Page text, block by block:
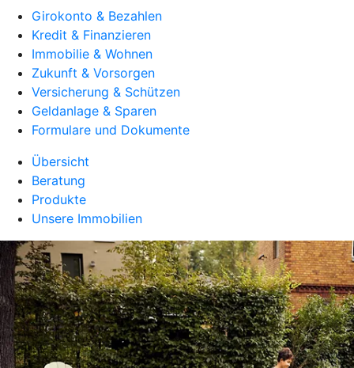
Girokonto & Bezahlen
Kredit & Finanzieren
Immobilie & Wohnen
Zukunft & Vorsorgen
Versicherung & Schützen
Geldanlage & Sparen
Formulare und Dokumente
Übersicht
Beratung
Produkte
Unsere Immobilien